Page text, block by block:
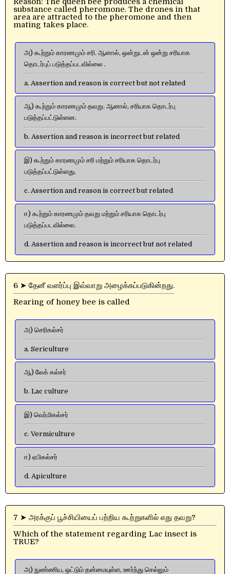
substance called pheromone. The drones in that
area are attracted to the pheromone and then
mating takes place.
அ) கூற்றும் காரணமும் சரி. ஆனால், ஒன்றுடன் ஒன்று சரியாக
தொடர்புப் படுத்தப்படவில்லை .
a. Assertion and reason is correct but not related
ஆ) கூற்றும் காரணமும் தவறு. ஆனால், சரியாக தொடர்பு
படுத்தப்பட்டுள்ளன.
b. Assertion and reason is incorrect but related
இ) கூற்றும் காரணமும் சரி மற்றும் சரியாக தொடர்பு
படுத்தப்பட்டுள்ளது.
c. Assertion and reason is correct but related
ஈ) கூற்றும் காரணமும் தவறு மற்றும் சரியாக தொடர்பு
படுத்தப்படவில்லை.
d. Assertion and reason is incorrect but not related
6 ➤ தேனீ வளர்ப்பு இவ்வாறு அழைக்கப்படுகின்றது.
Rearing of honey bee is called
அ) செரிகல்சர்
a. Sericulture
ஆ) லேக் கல்சர்
b. Lac culture
இ) வெர்மிகல்சர்
c. Vermiculture
ஈ) ஏபிகல்சர்
d. Apiculture
7 ➤ அரக்குப் பூச்சியியைப் பற்றிய கூற்றுகளில் எது தவறு?
Which of the statement regarding Lac insect is
TRUE?
அ) நுண்ணிய, ஒட்டும் தன்மையுள்ள, ஊர்ந்து செல்லும்